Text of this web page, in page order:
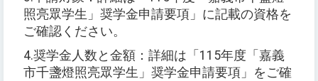
照亮眾学生」奨学金申請要項」に記載の資格を
ご確認ください。
4.奨学金人数と金額：詳細は「 115年度「嘉義
市千盞燈照亮眾学生」奨学金申請要項」をご確